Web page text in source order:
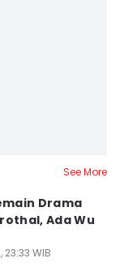
See More
Drama
Ada Wu
WIB